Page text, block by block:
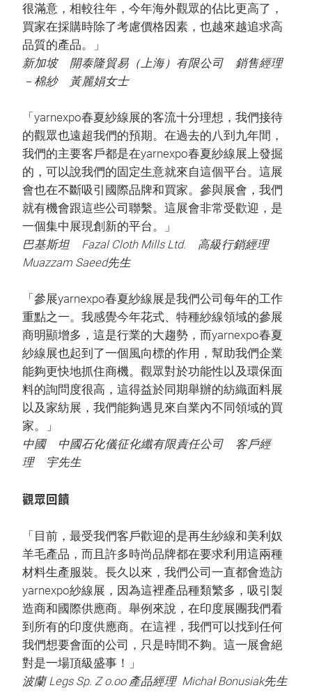
很滿意，相較往年，今年海外觀眾的佔比更高了，
買家在採購時除了考慮價格因素，也越來越追求高
品質的產品。」
新加坡 開泰隆貿易（上海）有限公司 銷售經理
－棉紗 黃麗娟女士
「yarnexpo春夏紗線展的客流十分理想，我們接待
的觀眾也遠超我們的預期。在過去的八到九年間，
我們的主要客戶都是在yarnexpo春夏紗線展上發掘
的，可以說我們的固定生意就來自這個平台。這展
會也在不斷吸引國際品牌和買家。參與展會，我們
就有機會跟這些公司聯繫。這展會非常受歡迎，是
一個集中展現創新的平台。」
巴基斯坦 Fazal Cloth Mills Ltd. 高級行銷經理
Muazzam Saeed先生
「參展yarnexpo春夏紗線展是我們公司每年的工作
重點之一。我感覺今年花式、特種紗線領域的參展
商明顯增多，這是行業的大趨勢，而yarnexpo春夏
紗線展也起到了一個風向標的作用，幫助我們企業
能夠更快地抓住商機。觀眾對於功能性以及環保面
料的詢問度很高，這得益於同期舉辦的紡織面料展
以及家紡展，我們能夠遇見來自業內不同領域的買
家。」
中國 中國石化儀征化纖有限責任公司 客戶經
理 宇先生
觀眾回饋
「目前，最受我們客戶歡迎的是再生紗線和美利奴
羊毛產品，而且許多時尚品牌都在要求利用這兩種
材料生產服裝。長久以來，我們公司一直都會造訪
yarnexpo紗線展，因為這裡產品種類繁多，吸引製
造商和國際供應商。舉例來說，在印度展團我們看
到所有的印度供應商。在這裡，我們可以找到任何
我們想要會面的公司，只是時間不夠。這一展會絕
對是一場頂級盛事！」
波蘭 Legs Sp. Z o.oo 產品經理 Michał Bonusiak先生